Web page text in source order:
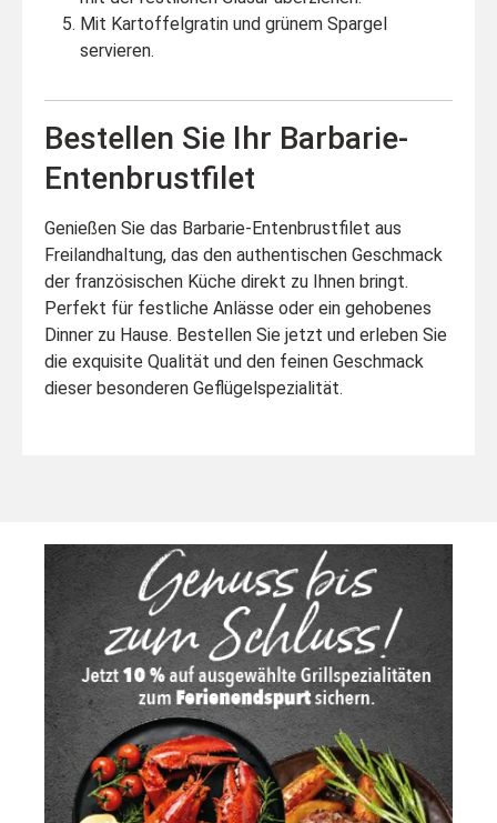
Mit Kartoffelgratin und grünem Spargel
servieren.
Bestellen Sie Ihr Barbarie-
Entenbrustfilet
Genießen Sie das Barbarie-Entenbrustfilet aus
Freilandhaltung, das den authentischen Geschmack
der französischen Küche direkt zu Ihnen bringt.
Perfekt für festliche Anlässe oder ein gehobenes
Dinner zu Hause. Bestellen Sie jetzt und erleben Sie
die exquisite Qualität und den feinen Geschmack
dieser besonderen Geflügelspezialität.